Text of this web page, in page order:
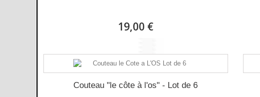
19,00 €
Couteau "le côte à l'os" - Lot de 6